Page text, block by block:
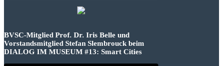
BVSC-Mitglied Prof. Dr. Iris Belle und
Vorstandsmitglied Stefan Slembrouck beim
DIALOG IM MUSEUM #13: Smart Cities